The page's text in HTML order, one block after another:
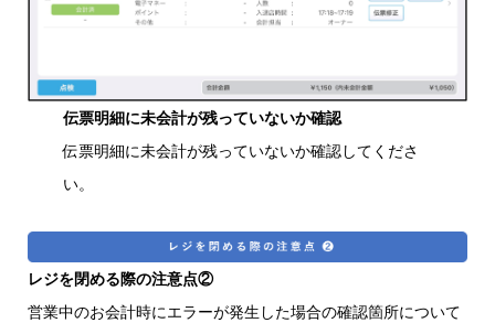
伝票明細に未会計が残っていないか確認
伝票明細に未会計が残っていないか確認してくださ
い。
レジを閉める際の注意点②
営業中のお会計時にエラーが発生した場合の確認箇所について